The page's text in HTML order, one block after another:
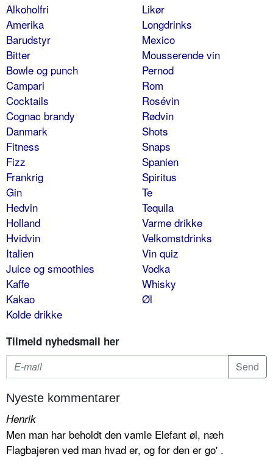
Alkoholfri
Amerika
Barudstyr
Bitter
Bowle og punch
Campari
Cocktails
Cognac brandy
Danmark
Fitness
Fizz
Frankrig
Gin
Hedvin
Holland
Hvidvin
Italien
Juice og smoothies
Kaffe
Kakao
Kolde drikke
Likør
Longdrinks
Mexico
Mousserende vin
Pernod
Rom
Rosévin
Rødvin
Shots
Snaps
Spanien
Spiritus
Te
Tequila
Varme drikke
Velkomstdrinks
Vin quiz
Vodka
Whisky
Øl
Tilmeld nyhedsmail her
Nyeste kommentarer
Henrik
Men man har beholdt den vamle Elefant øl, næh
Flagbajeren ved man hvad er, og for den er go' .